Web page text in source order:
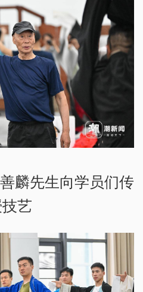
麟先生向学员们传
艺